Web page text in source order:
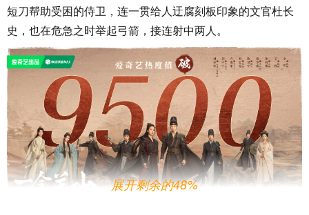
短刀帮助受困的侍卫，连一贯给人迂腐刻板印象的文官杜长
史，也在危急之时举起弓箭，接连射中两人。
展开剩余的48%